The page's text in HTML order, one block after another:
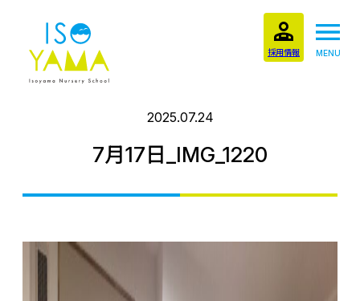
MENU
採用情報
2025.07.24
7月17日_IMG_1220